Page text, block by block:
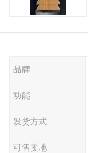
品牌
功能
发货方式
可售卖地